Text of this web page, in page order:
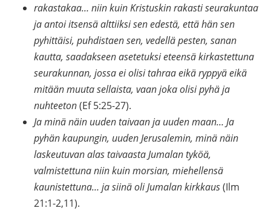
rakastakaa… niin kuin Kristuskin rakasti seurakuntaa
ja antoi itsensä alttiiksi sen edestä, että hän sen
pyhittäisi, puhdistaen sen, vedellä pesten, sanan
kautta, saadakseen asetetuksi eteensä kirkastettuna
seurakunnan, jossa ei olisi tahraa eikä ryppyä eikä
mitään muuta sellaista, vaan joka olisi pyhä ja
nuhteeton(Ef 5:25-27).
Ja minä näin uuden taivaan ja uuden maan… Ja
pyhän kaupungin, uuden Jerusalemin, minä näin
laskeutuvan alas taivaasta Jumalan tyköä,
valmistettuna niin kuin morsian, miehellensä
kaunistettuna… ja siinä oli Jumalan kirkkaus(Ilm
21:1-2,11).